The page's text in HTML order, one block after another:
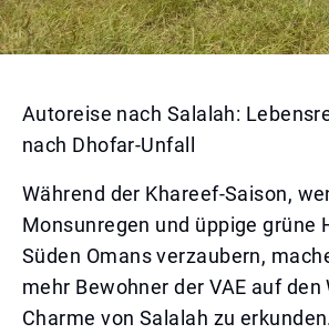
Autoreise nach Salalah:
nach Dhofar-Unfall
Während der Khareef-Saison,
Monsunregen und üppige grüne
Süden Omans verzaubern,
mehr Bewohner der VAE auf den
Charme von Salalah zu